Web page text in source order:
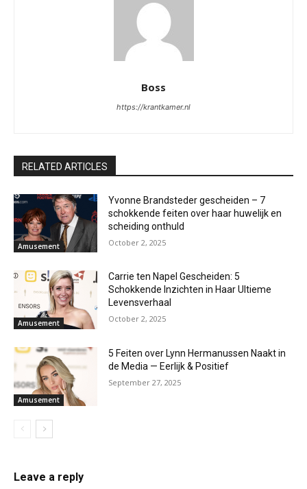
Boss
https://krantkamer.nl
RELATED ARTICLES
Amusement
Yvonne Brandsteder gescheiden – 7
schokkende feiten over haar huwelijk en
scheiding onthuld
October 2, 2025
Amusement
Carrie ten Napel Gescheiden: 5
Schokkende Inzichten in Haar Ultieme
Levensverhaal
October 2, 2025
Amusement
5 Feiten over Lynn Hermanussen Naakt in
de Media — Eerlijk & Positief
September 27, 2025
Leave a reply